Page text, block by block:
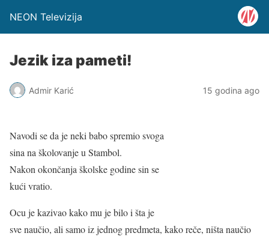
NEON Televizija
Jezik iza pameti!
Admir Karić 15 godina ago
Navodi se da je neki babo spremio svoga
sina na školovanje u Stambol.
Nakon okončanja školske godine sin se
kući vratio.
Ocu je kazivao kako mu je bilo i šta je
sve naučio, ali samo iz jednog predmeta, kako reče, ništa naučio